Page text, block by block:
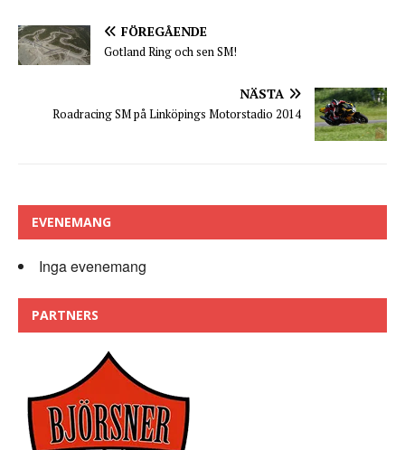
FÖREGÅENDE
Gotland Ring och sen SM!
NÄSTA
Roadracing SM på Linköpings Motorstadio 2014
EVENEMANG
Inga evenemang
PARTNERS